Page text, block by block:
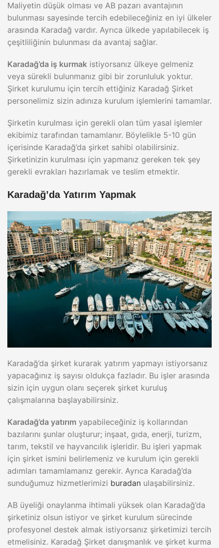
Maliyetin düşük olması ve AB pazarı avantajının
bulunması sayesinde tercih edebileceğiniz en iyi ülkeler
arasında Karadağ vardır. Ayrıca ülkede yapılabilecek iş
çeşitliliğinin bulunması da avantaj sağlar.
Karadağ’da iş kurmak istiyorsanız ülkeye gelmeniz
veya sürekli bulunmanız gibi bir zorunluluk yoktur.
Şirket kurulumu için tercih ettiğiniz Karadağ Şirket
personelimiz sizin adınıza kurulum işlemlerini tamamlar.
Şirketin kurulması için gerekli olan tüm yasal işlemler
ekibimiz tarafından tamamlanır. Böylelikle 5-10 gün
içerisinde Karadağ’da şirket sahibi olabilirsiniz.
Şirketinizin kurulması için yapmanız gereken tek şey
gerekli evrakları hazırlamak ve teslim etmektir.
Karadağ’da Yatırım Yapmak
Karadağ’da şirket kurarak yatırım yapmayı istiyorsanız
yapacağınız iş sayısı oldukça fazladır. Bu işler arasında
sizin için uygun olanı seçerek şirket kuruluş
çalışmalarına başlayabilirsiniz.
Karadağ’da yatırım yapabileceğiniz iş kollarından
bazılarını şunlar oluşturur; inşaat, gıda, enerji, turizm,
tarım, tekstil ve hayvancılık işleridir. Bu işleri yapmak
için şirket ismini belirlemeniz ve kurulum için gerekli
adımları tamamlamanız gerekir. Ayrıca Karadağ’da
sunduğumuz hizmetlerimizi buradan ulaşabilirsiniz.
AB üyeliği onaylanma ihtimali yüksek olan Karadağ’da
şirketiniz olsun istiyor ve şirket kurulum sürecinde
profesyonel destek almak istiyorsanız şirketimizi tercih
etmelisiniz. Karadağ Şirket danışmanlık ve şirket kurma